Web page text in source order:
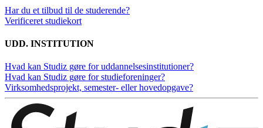
Har du et tilbud til de studerende?
Verificeret studiekort
UDD. INSTITUTION
Hvad kan Studiz gøre for uddannelsesinstitutioner?
Hvad kan Studiz gøre for studieforeninger?
Virksomhedsprojekt, semester- eller hovedopgave?